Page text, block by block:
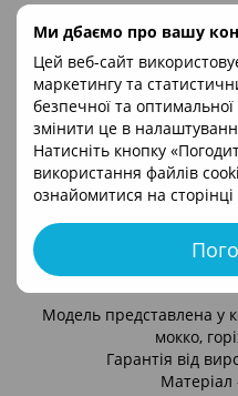
Ми дбаємо про вашу
Цей веб-сайт
маркетингу та
безпечної та
змінити це в
Натисніть кнопку
використання файлів
ознайомитися на сторінці
З'ємна передня стінка
Наявність отворів у
вентиляції матраца.
Всі деталі добре
та шороховатостей.
Підліткове ліжко 72*170
Ліжечко виконане
фарби на водній основі.
Модель представлена у
мокко,
Гарантія від
Матеріал